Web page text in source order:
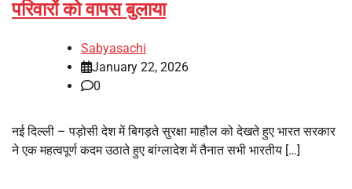
परिवारों को वापस बुलाया
Sabyasachi
January 22, 2026
0
नई दिल्ली – पड़ोसी देश में बिगड़ते सुरक्षा माहौल को देखते हुए भारत सरकार
ने एक महत्वपूर्ण कदम उठाते हुए बांग्लादेश में तैनात सभी भारतीय […]